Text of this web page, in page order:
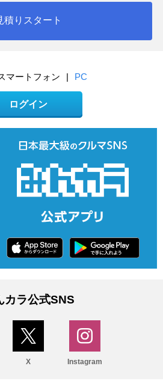
積りスタート
マートフォン | PC
ログイン
カラ公式SNS
X Instagram